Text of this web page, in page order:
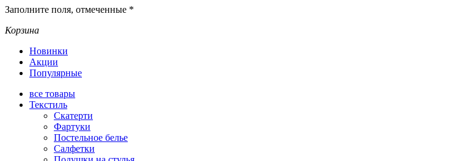
Заполните поля, отмеченные *
Корзина
Новинки
Акции
Популярные
все товары
Текстиль
Скатерти
Фартуки
Постельное белье
Салфетки